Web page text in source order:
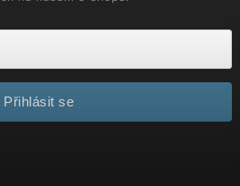
Přihlásit se